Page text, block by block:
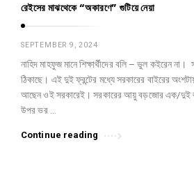
m
m
রেইসের মাঝথেকে “অকারণে” গুটিয়ে নেয়া
SEPTEMBER 9, 2024
নাহিদ মাহফুজ মানে শিক্ষার্থীদের বলি – ভুল কইরেন
ঠিকাছে। এই দুই ফ্রন্টের মধ্যে সরকারের বাইরের
আছেন ওই সরকারেই। সরকারের আয়ু বড়জোর এক/দুই
উপর ভর …
Continue reading